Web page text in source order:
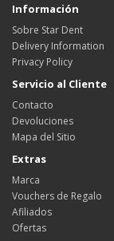
Información
Sobre Star Dent
Delivery Information
Privacy Policy
Servicio al Cliente
Contacto
Devoluciones
Mapa del Sitio
Extras
Marca
Vouchers de Regalo
Afiliados
Ofertas